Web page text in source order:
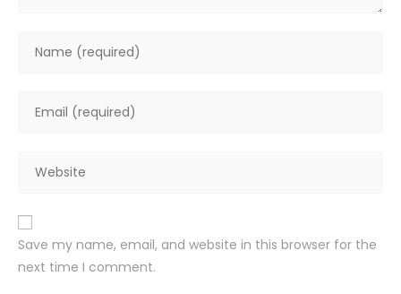
comment
address
comment
URL
(optional)
Save my name, email, and website in this browser for the
next time I comment.